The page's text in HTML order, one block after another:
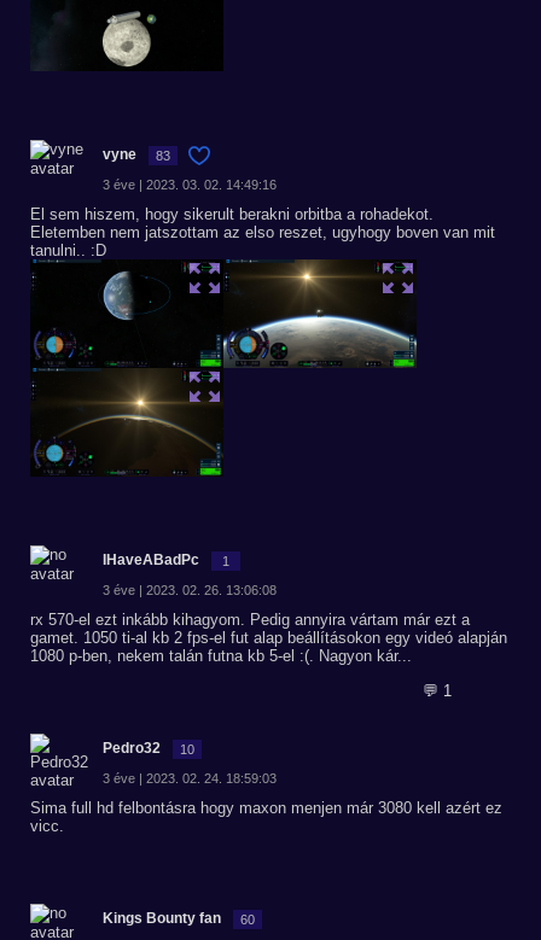
vyne 83
3 éve | 2023. 03. 02. 14:49:16
El sem hiszem, hogy sikerult berakni orbitba a rohadekot.
Eletemben nem jatszottam az elso reszet, ugyhogy boven van mit
tanulni.. :D
IHaveABadPc 1
3 éve | 2023. 02. 26. 13:06:08
rx 570-el ezt inkább kihagyom. Pedig annyira vártam már ezt a
gamet. 1050 ti-al kb 2 fps-el fut alap beállításokon egy videó alapján
1080 p-ben, nekem talán futna kb 5-el :(. Nagyon kár...
💬 1
Pedro32 10
3 éve | 2023. 02. 24. 18:59:03
Sima full hd felbontásra hogy maxon menjen már 3080 kell azért ez
vicc.
Kings Bounty fan 60